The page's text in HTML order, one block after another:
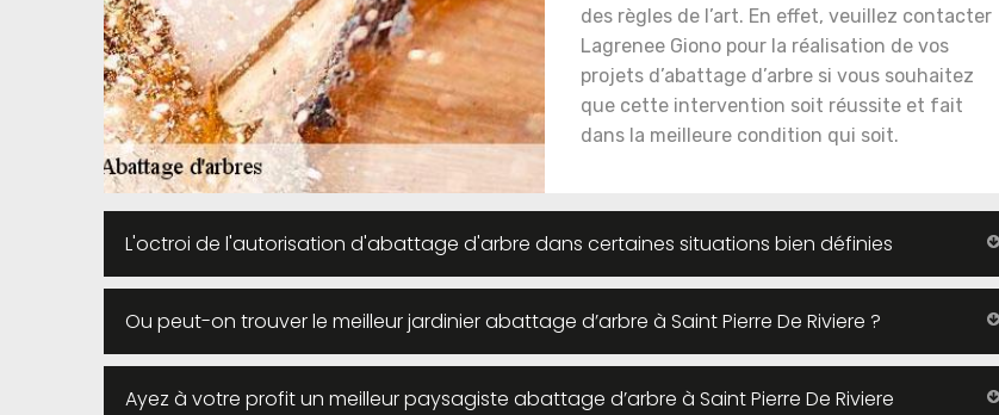
des règles de l’art. En effet, veuillez contacter
Lagrenee Giono pour la réalisation de vos
projets d’abattage d’arbre si vous souhaitez
que cette intervention soit réussite et fait
dans la meilleure condition qui soit.
L'octroi de l'autorisation d'abattage d'arbre dans certaines situations bien définies
Ou peut-on trouver le meilleur jardinier abattage d’arbre à Saint Pierre De Riviere ?
Ayez à votre profit un meilleur paysagiste abattage d’arbre à Saint Pierre De Riviere